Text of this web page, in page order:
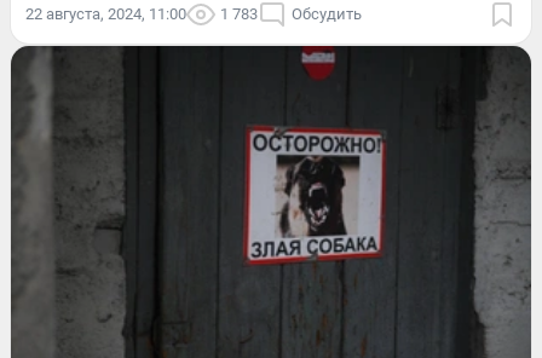
22 августа, 2024, 11:00 1 783 Обсудить